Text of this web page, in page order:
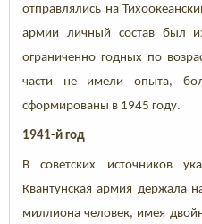
отправлялись на
армии личный состав был
ограниченно годных по
части не имели опыта,
сформированы в 1945 году.
1941-й год
В советских источников
Квантунская армия держала
миллиона человек, имея